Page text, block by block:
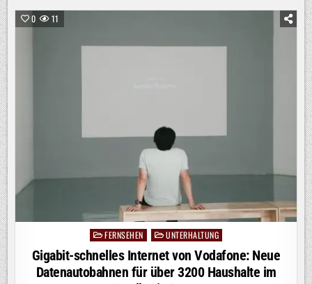
„TV
DIENSTAG
0 11
PostedFERNSEHEN UNTERHALTUNG
Gigabit-schnelles Internet von Vodafone: Neue
Datenautobahnen für über 3200 Haushalte im